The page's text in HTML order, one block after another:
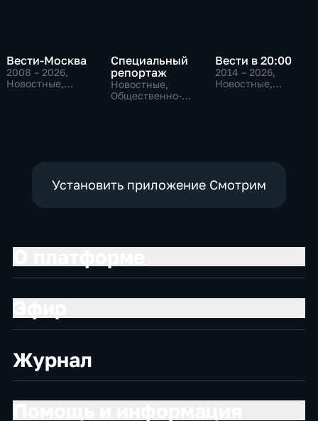
Вести-Москва
2008 – 2026,
Новостные,
Специальный
репортаж
Новостные,
Общественно-
Вести в 20:00
2014 – 2026,
Новостные,
Установить приложение Смотрим
Журнал